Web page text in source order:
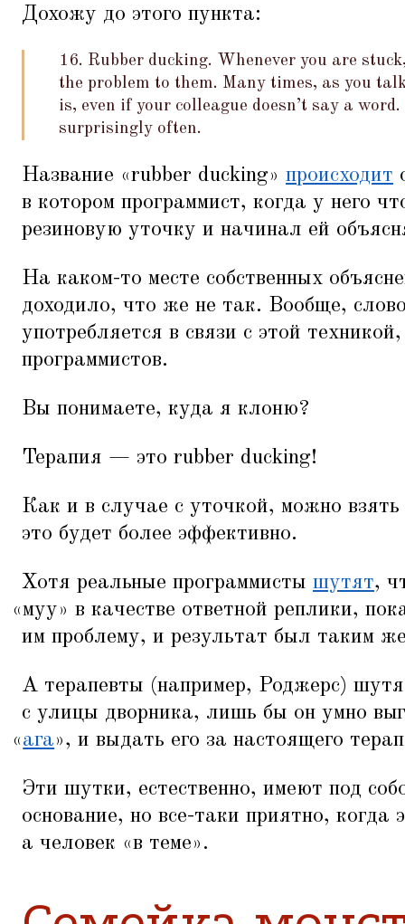
Дохожу до этого пункта:
16. Rubber ducking. Whenever you are
the problem to them. Many times, as you
is, even if your colleague doesn’t say a
surprisingly often.
Название «rubber ducking» происходит
в котором программист, когда у него
резиновую уточку и начинал ей
На каком-то месте собственных
доходило, что же не так. Вообще,
употребляется в связи с этой
программистов.
Вы понимаете, куда я клоню?
Терапия — это rubber ducking!
Как и в случае с уточкой, можно взять
это будет более эффективно.
Хотя реальные программисты шутят,
«муу» в качестве ответной реплики,
им проблему, и результат был таким
А терапевты (например, Роджерс)
с улицы дворника, лишь бы он умно
«ага», и выдать его за настоящего
Эти шутки, естественно, имеют под
основание, но все-таки приятно, когда
а человек «в теме».